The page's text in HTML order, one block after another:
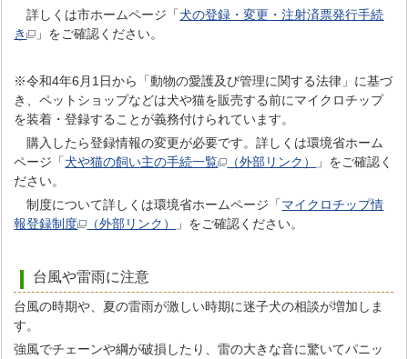
詳しくは市ホームページ「犬の登録・変更・注射済票発行手続
き
」をご確認ください。
※令和4年6月1日から「動物の愛護及び管理に関する法律」に基づ
き、ペットショップなどは犬や猫を販売する前にマイクロチップ
を装着・登録することが義務付けられています。
購入したら登録情報の変更が必要です。詳しくは環境省ホーム
ページ「犬や猫の飼い主の手続一覧 （外部リンク）
」をご確認く
ださい。
制度について詳しくは環境省ホームページ「マイクロチップ情
報登録制度
（外部リンク） 」をご確認ください。
台風や雷雨に注意
台風の時期や、夏の雷雨が激しい時期に迷子犬の相談が増加しま
す。
強風でチェーンや綱が破損したり、雷の大きな音に驚いてパニッ